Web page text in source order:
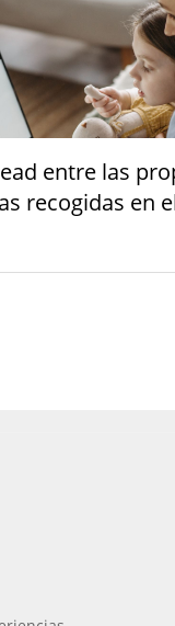
entre las
recogidas en